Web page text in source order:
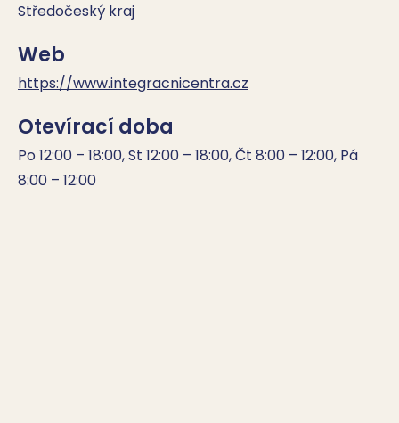
Středočeský kraj
Web
https://www.integracnicentra.cz
Otevírací doba
Po 12:00 – 18:00, St 12:00 – 18:00, Čt 8:00 – 12:00, Pá
8:00 – 12:00